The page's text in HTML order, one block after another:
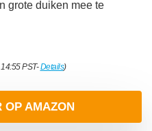
grote duiken mee te
PST-Details)
OP AMAZON